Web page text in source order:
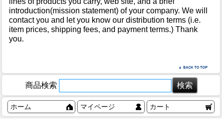
introduction(mission statement) of your company. We will
contact you and let you know our distribution terms (i.e.
item prices, shipping fees, and payment terms.) Thank
you.
商品検索
ホーム マイページ カート